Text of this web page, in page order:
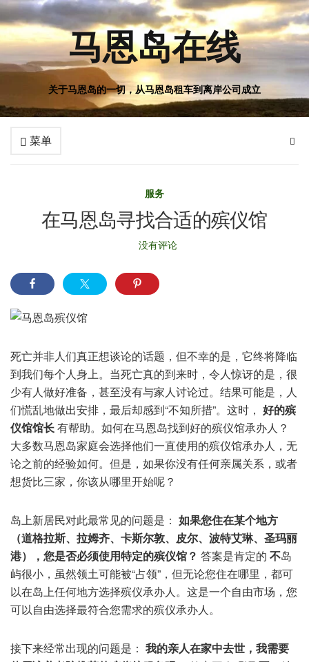
马恩岛在线
关于马恩岛的一切，从马恩岛租车到离岸公司成立
菜单
服务
在马恩岛寻找合适的殡仪馆
没有评论
死亡并非人们真正想谈论的话题，但不幸的是，它终将降临
到我们每个人身上。当死亡真的到来时，令人惊讶的是，很
少有人做好准备，甚至没有与家人讨论过。结果可能是，人
们慌乱地做出安排，最后却感到“不知所措”。这时， 好的殡
仪馆馆长有帮助。如何在马恩岛找到好的殡仪馆承办人？
大多数马恩岛家庭会选择他们一直使用的殡仪馆承办人，无
论之前的经验如何。但是，如果你没有任何亲属关系，或者
想货比三家，你该从哪里开始呢？
岛上新居民对此最常见的问题是： 如果您住在某个地方
（道格拉斯、拉姆齐、卡斯尔敦、皮尔、波特艾琳、圣玛丽
港），您是否必须使用特定的殡仪馆？ 答案是肯定的 不岛
屿很小，虽然领土可能被“占领”，但无论您住在哪里，都可
以在岛上任何地方选择殡仪承办人。这是一个自由市场，您
可以自由选择最符合您需求的殡仪承办人。
接下来经常出现的问题是： 我的亲人在家中去世，我需要